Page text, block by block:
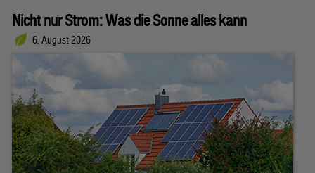
Nicht nur Strom: Was die Sonne alles kann
6. August 2026